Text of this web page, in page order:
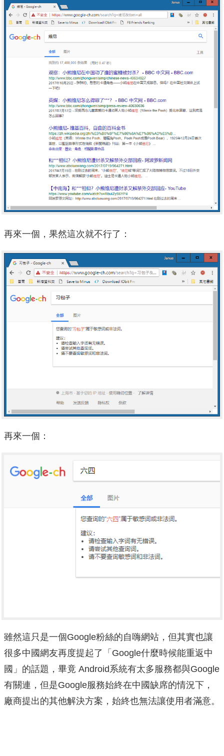
再來一個，果然這次就不行了：
再來一個：
雖然這只是一個Google粉絲的自嗨網站，但其實也讓
很多中國網友再度提起了「Google什麼時候能重返中
國」的話題，畢竟 Android系統有太多服務都與Google
有關連，但是Google服務始終在中國缺席的情況下，
廠商提出的其他解決方案，始終也無法讓使用者滿意。